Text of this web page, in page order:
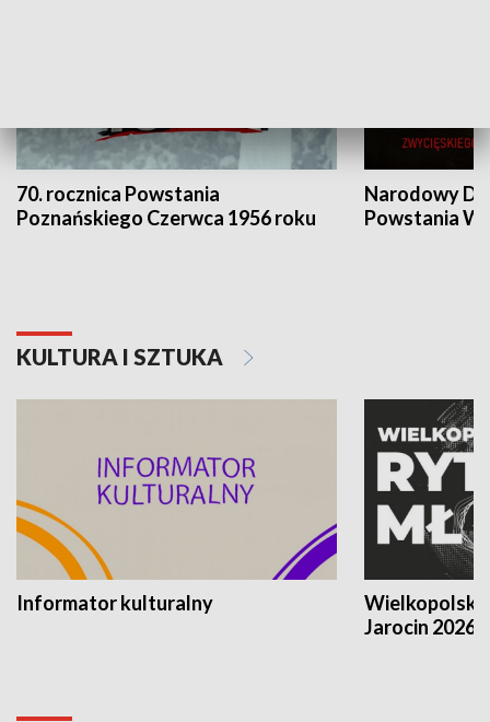
70. rocznica Powstania
Poznańskiego Czerwca 1956 roku
Narodowy
Powstania
KULTURA I SZTUKA
Informator kulturalny
Jarocin 2026